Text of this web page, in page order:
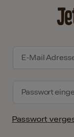
Passwort